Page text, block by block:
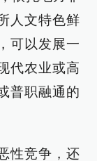
人文特色鲜
可以发展一
代农业或高
普职融通的
性竞争，还